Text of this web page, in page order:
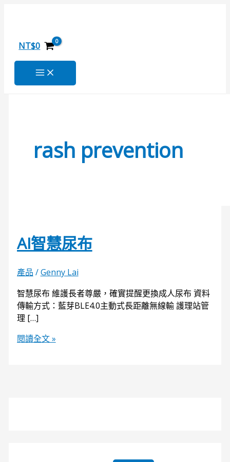
NT$0
rash prevention
AI智慧尿布
產品 /Genny Lai
智慧尿布 ​維護長者尊嚴，確實提醒更換成人尿布 ​資料
傳輸方式：藍芽BLE4.0主動式長距離無線輸 護理站管
理 […]
尿
閱讀全文 »
關